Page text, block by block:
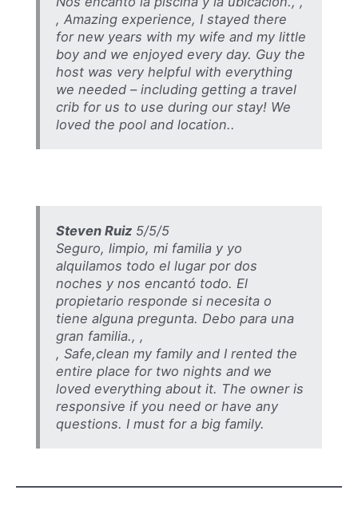
, Amazing experience, I stayed there
for new years with my wife and my little
boy and we enjoyed every day. Guy the
host was very helpful with everything
we needed – including getting a travel
crib for us to use during our stay! We
loved the pool and location..
Steven Ruiz5/5/5
Seguro, limpio, mi familia y yo
alquilamos todo el lugar por dos
noches y nos encantó todo. El
propietario responde si necesita o
tiene alguna pregunta. Debo para una
gran familia., ,
, Safe,clean my family and I rented the
entire place for two nights and we
loved everything about it. The owner is
responsive if you need or have any
questions. I must for a big family.